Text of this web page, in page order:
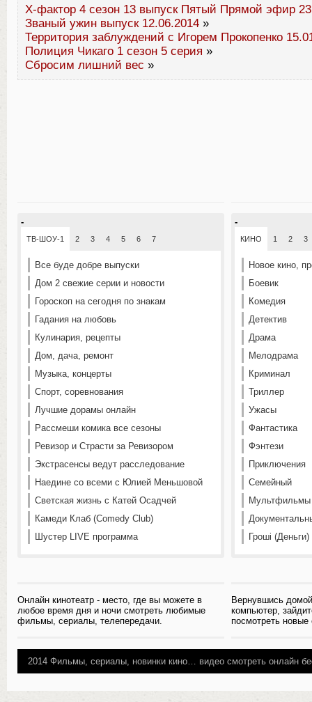
Х-фактор 4 сезон 13 выпуск Пятый Прямой эфир
Званый ужин выпуск 12.06.2014 »
Территория заблуждений с Игорем Прокопенко
Полиция Чикаго 1 сезон 5 серия »
Сбросим лишний вес »
-
ТВ-ШОУ-1 2 3 4 5 6 7
Все буде добре выпуски
Дом 2 свежие серии и новости
Гороскоп на сегодня по знакам
Гадания на любовь
Кулинария, рецепты
Дом, дача, ремонт
Музыка, концерты
Спорт, соревнования
Лучшие дорамы онлайн
Рассмеши комика все сезоны
Ревизор и Страсти за Ревизором
Экстрасенсы ведут расследование
Наедине со всеми с Юлией Меньшовой
Светская жизнь с Катей Осадчей
Камеди Клаб (Comedy Club)
Шустер LIVE программа
Онлайн кинотеатр - место, где вы можете в
любое время дня и ночи смотреть любимые
фильмы, сериалы, телепередачи.
-
КИНО 1 2 3
Новое кино,
Боевик
Комедия
Детектив
Драма
Мелодрама
Криминал
Триллер
Ужасы
Фантастика
Фэнтези
Приключения
Семейный
Мультфильмы
Гроші
Вернувшись
компьютер,
посмотреть
2014 Фильмы, сериалы, новинки кино… видео смотреть онлайн